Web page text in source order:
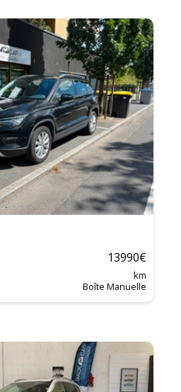
13990€
km
Boîte Manuelle